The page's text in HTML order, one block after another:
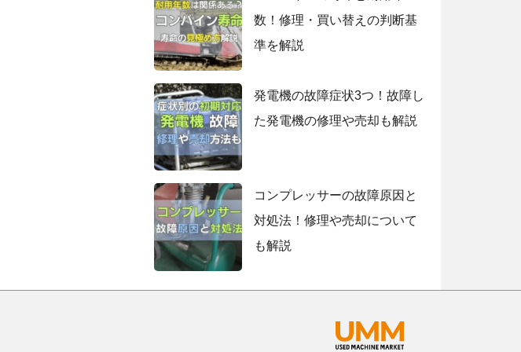
数！修理・買い替えの判断基
準を解説
発電機の故障症状3つ！故障し
た発電機の修理や売却も解説
コンプレッサーの故障原因と
対処法！修理や売却について
も解説